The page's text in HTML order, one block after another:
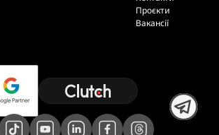
Проєкти
Вакансії